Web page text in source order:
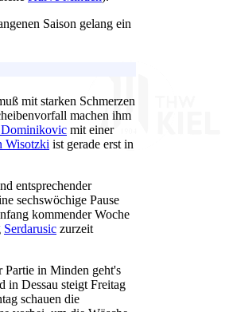
Saison gelang ein
mit starken Schmerzen
machen ihm
mit einer
Wisotzki ist gerade erst in
entsprechender
sechswöchige Pause
kommender Woche
Serdarusic zurzeit
Partie in Minden geht's
in Dessau steigt Freitag
schauen die